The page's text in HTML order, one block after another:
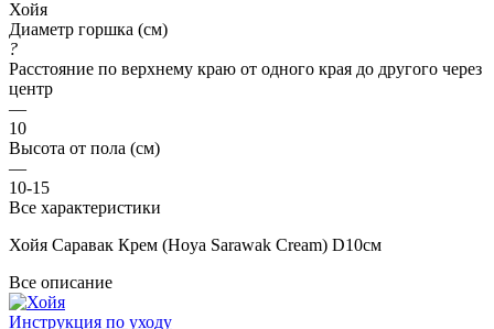
Хойя
Диаметр горшка (см)
?
Расстояние по верхнему краю от одного края до другого через
центр
—
10
Высота от пола (см)
—
10-15
Все характеристики
Хойя Саравак Крем (Hoya Sarawak Cream) D10см
Все описание
Инструкция по уходу